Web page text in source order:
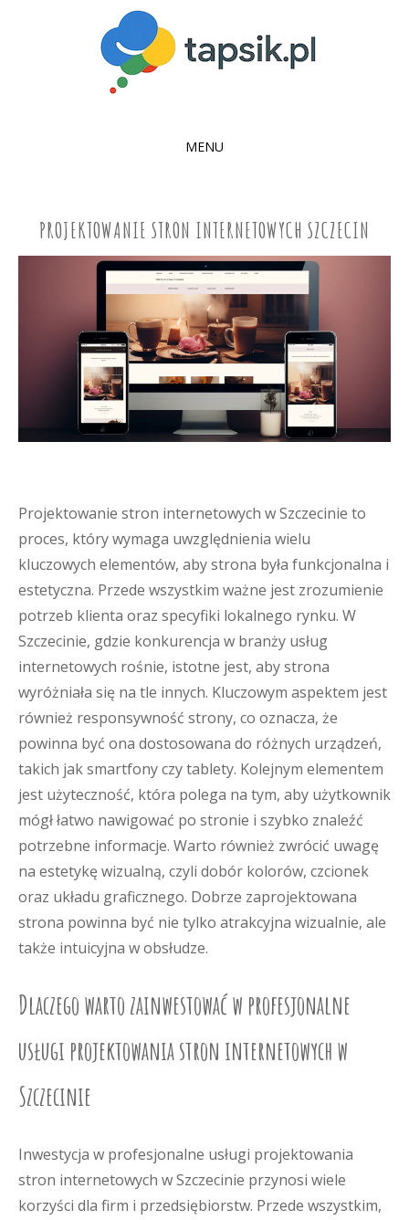
MENU
CONTENT
PROJEKTOWANIE STRON INTERNETOWYCH SZCZECIN
Projektowanie stron internetowych w Szczecinie to
proces, który wymaga uwzględnienia wielu
kluczowych elementów, aby strona była funkcjonalna i
estetyczna. Przede wszystkim ważne jest zrozumienie
potrzeb klienta oraz specyfiki lokalnego rynku. W
Szczecinie, gdzie konkurencja w branży usług
internetowych rośnie, istotne jest, aby strona
wyróżniała się na tle innych. Kluczowym aspektem jest
również responsywność strony, co oznacza, że
powinna być ona dostosowana do różnych urządzeń,
takich jak smartfony czy tablety. Kolejnym elementem
jest użyteczność, która polega na tym, aby użytkownik
mógł łatwo nawigować po stronie i szybko znaleźć
potrzebne informacje. Warto również zwrócić uwagę
na estetykę wizualną, czyli dobór kolorów, czcionek
oraz układu graficznego. Dobrze zaprojektowana
strona powinna być nie tylko atrakcyjna wizualnie, ale
także intuicyjna w obsłudze.
Dlaczego warto zainwestować w profesjonalne
usługi projektowania stron internetowych w
Szczecinie
Inwestycja w profesjonalne usługi projektowania
stron internetowych w Szczecinie przynosi wiele
korzyści dla firm i przedsiębiorstw. Przede wszystkim,